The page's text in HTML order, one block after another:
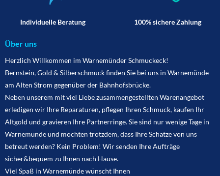
Individuelle Beratung 100% sichere Zahlung
Über uns
Herzlich Willkommen im Warnemünder Schmuckeck!
Bernstein, Gold & Silberschmuck finden Sie bei uns in Warnemünde
am Alten Strom gegenüber der Bahnhofsbrücke.
Neben unserem mit viel Liebe zusammengestellten Warenangebot
erledigen wir Ihre Reparaturen, pflegen Ihren Schmuck, kaufen Ihr
Altgold und gravieren Ihre Partnerringe. Sie sind nur wenige Tage in
Warnemünde und möchten trotzdem, dass Ihre Schätze von uns
betreut werden? Kein Problem! Wir senden Ihre Aufträge
sicher&bequem zu Ihnen nach Hause.
Viel Spaß in Warnemünde wünscht Ihnen